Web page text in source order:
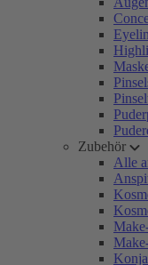
Zubehör
Alle